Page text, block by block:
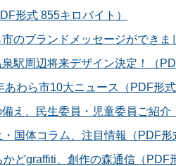
形式 855キロバイト）
のブランドメッセージができま
駅周辺将来デザイン決定！（
わら市10大ニュース（PDF形式
え、民生委員・児童委員ご紹介
国体コラム、注目情報（PDF形
どgraffiti、創作の森通信（PDF